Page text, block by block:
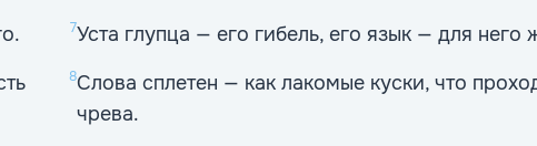
7Уста глупца — его гибель, его язык — для него
8Слова сплетен — как лакомые куски, что
чрева.